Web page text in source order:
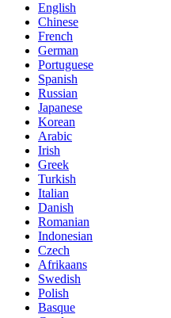
English
Chinese
French
German
Portuguese
Spanish
Russian
Japanese
Korean
Arabic
Irish
Greek
Turkish
Italian
Danish
Romanian
Indonesian
Czech
Afrikaans
Swedish
Polish
Basque